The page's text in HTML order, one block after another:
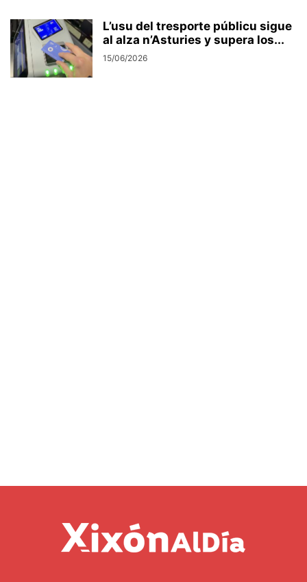
L’usu del tresporte públicu sigue
al alza n’Asturies y supera los...
15/06/2026